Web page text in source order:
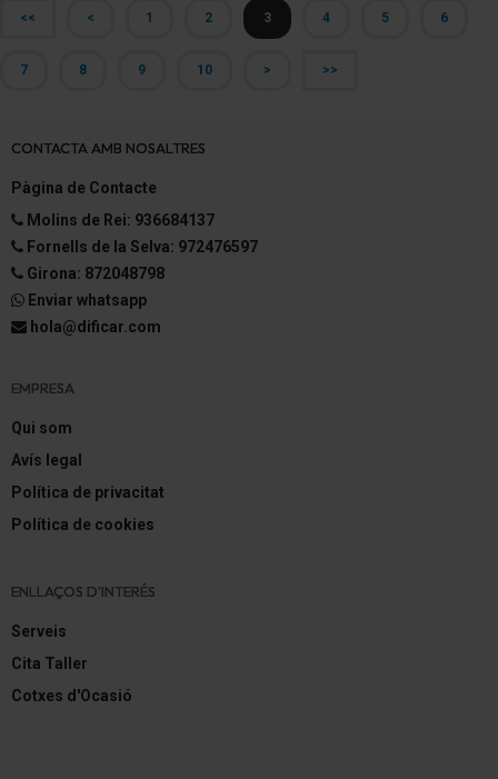
<< < 1 2 3 4 5 6
7 8 9 10 > >>
CONTACTA AMB NOSALTRES
Pàgina de Contacte
Molins de Rei: 936684137
Fornells de la Selva: 972476597
Girona: 872048798
Enviar whatsapp
hola@dificar.com
EMPRESA
Qui som
Avís legal
Política de privacitat
Política de cookies
ENLLAÇOS D'INTERÉS
Serveis
Cita Taller
Cotxes d'Ocasió